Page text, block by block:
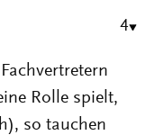
4
Rolle spielt,
so tauchen